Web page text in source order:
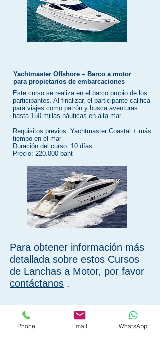
Yachtmaster Offshore – Barco a motor
para propietarios de embarcaciones
Este curso se realiza en el barco propio de los
participantes. Al finalizar, el participante califica
para viajes como patrón y busca aventuras
hasta 150 millas náuticas en alta mar.
Requisitos previos: Yachtmaster Coastal + más
tiempo en el mar
Duración del curso: 10 días
Precio: 220.000 baht
Para obtener información más
detallada sobre estos Cursos
de Lanchas a Motor, por favor
contáctanos .
Phone Email WhatsApp